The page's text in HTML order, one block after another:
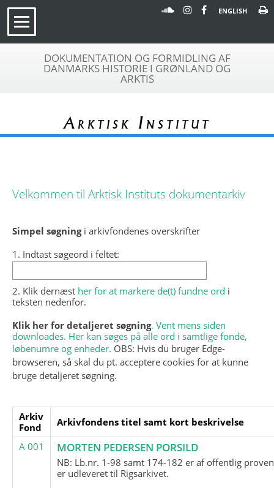
ENGLISH
DOKUMENTATION OG FORMIDLING AF
DANMARKS HISTORIE I GRØNLAND OG
ARKTIS
Arktisk Institut
Velkommen til Arktisk Instituts dokumentarkiv
Simpel søgningi arkivfondenes overskrifter
1. Indtast søgeord i feltet:
2. Klik dernæst her for at markere de(t) fundne ord i
teksten nedenfor.
Klik her for detaljeret søgning. Vent mens siden
downloades. Her kan søges på alle ord i samtlige fonde,
løbenumre og enheder. OBS: Hvis du bruger Edge-
browseren, så skal du pt. acceptere cookies for at kunne
bruge detaljeret søgning.
Arkiv
Fond
Arkivfondens titel samt kort beskrivelse
A 001
MORTEN PEDERSEN PORSILD
NB: Lb.nr. 1-98 samt 174-182 er af offentlig
er udleveret til Rigsarkivet.